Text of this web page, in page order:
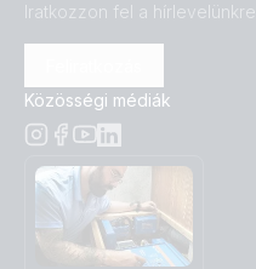
Iratkozzon fel a hírlevelünkre
Közösségi médiák